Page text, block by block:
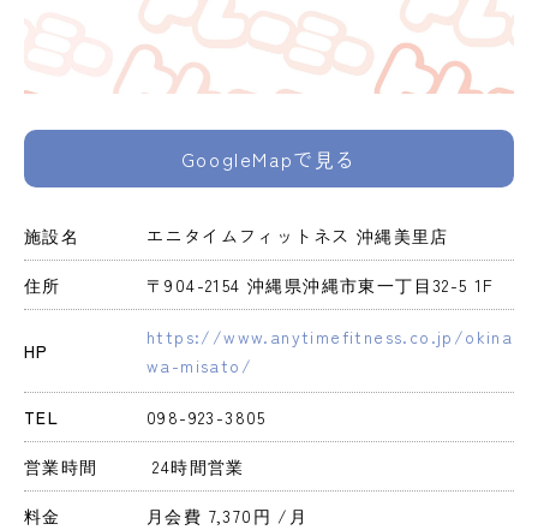
GoogleMapで見る
施設名 エニタイムフィットネス 沖縄美里店
住所 〒904-2154 沖縄県沖縄市東一丁目32-5 1F
HP
https://www.anytimefitness.co.jp/okina
wa-misato/
TEL 098-923-3805
営業時間 24時間営業
料金 月会費 7,370円 /月